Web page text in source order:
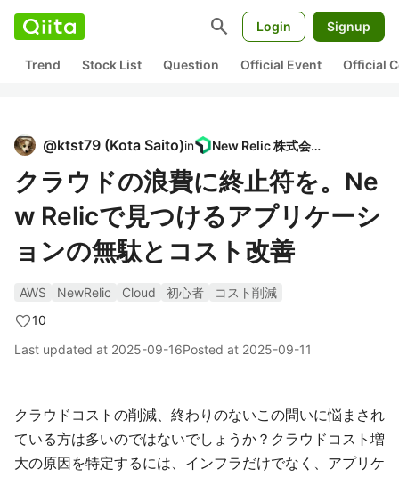
search Login Signup
Trend Stock List Question Official Event Official
@ktst79 (Kota Saito)in New Relic 株式会社
クラウドの浪費に終止符を。Ne
w Relicで見つけるアプリケーシ
ョンの無駄とコスト改善
AWS NewRelic Cloud 初心者
コスト削減
10
Last updated at 2025-09-16Posted at 2025-09-11
クラウドコストの削減、終わりのないこの問いに悩まされ
ている方は多いのではないでしょうか？クラウドコスト増
大の原因を特定するには、インフラだけでなく、アプリケ